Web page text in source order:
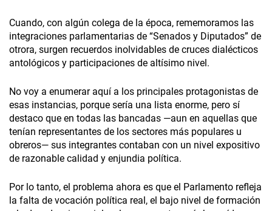
Cuando, con algún colega de la época, rememoramos las
integraciones parlamentarias de “Senados y Diputados” de
otrora, surgen recuerdos inolvidables de cruces dialécticos
antológicos y participaciones de altísimo nivel.
No voy a enumerar aquí a los principales protagonistas de
esas instancias, porque sería una lista enorme, pero sí
destaco que en todas las bancadas —aun en aquellas que
tenían representantes de los sectores más populares u
obreros— sus integrantes contaban con un nivel expositivo
de razonable calidad y enjundia política.
Por lo tanto, el problema ahora es que el Parlamento refleja
la falta de vocación política real, el bajo nivel de formación